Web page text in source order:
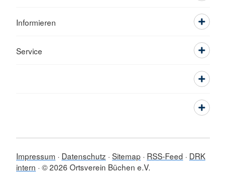
Informieren
Service
Impressum Datenschutz Sitemap RSS-Feed
DRK
intern © 2026 Ortsverein Büchen e.V.